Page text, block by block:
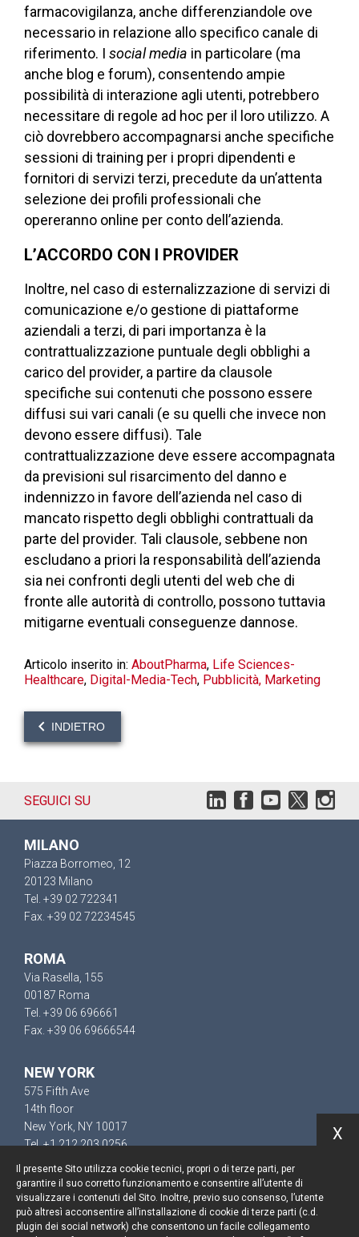
farmacovigilanza, anche differenziandole ove
necessario in relazione allo specifico canale di
riferimento. I social media in particolare (ma
anche blog e forum), consentendo ampie
possibilità di interazione agli utenti, potrebbero
necessitare di regole ad hoc per il loro utilizzo. A
ciò dovrebbero accompagnarsi anche specifiche
sessioni di training per i propri dipendenti e
fornitori di servizi terzi, precedute da un’attenta
selezione dei profili professionali che
opereranno online per conto dell’azienda.
L’ACCORDO CON I PROVIDER
Inoltre, nel caso di esternalizzazione di servizi di
comunicazione e/o gestione di piattaforme
aziendali a terzi, di pari importanza è la
contrattualizzazione puntuale degli obblighi a
carico del provider, a partire da clausole
specifiche sui contenuti che possono essere
diffusi sui vari canali (e su quelli che invece non
devono essere diffusi). Tale
contrattualizzazione deve essere accompagnata
da previsioni sul risarcimento del danno e
indennizzo in favore dell’azienda nel caso di
mancato rispetto degli obblighi contrattuali da
parte del provider. Tali clausole, sebbene non
escludano a priori la responsabilità dell’azienda
sia nei confronti degli utenti del web che di
fronte alle autorità di controllo, possono tuttavia
mitigarne eventuali conseguenze dannose.
Articolo inserito in: AboutPharma, Life Sciences-
Healthcare, Digital-Media-Tech, Pubblicità, Marketing
INDIETRO
SEGUICI SU
MILANO
Piazza Borromeo, 12
20123 Milano
Tel. +39 02 722341
Fax. +39 02 72234545
ROMA
Via Rasella, 155
00187 Roma
Tel. +39 06 696661
Fax. +39 06 69666544
NEW YORK
575 Fifth Ave
14th floor
New York, NY 10017
Tel. +1 212 203 0256
Resta aggiornato
Il presente Sito utilizza cookie tecnici, propri o di terze parti, per
garantire il suo corretto funzionamento e consentire all’utente di
visualizzare i contenuti del Sito. Inoltre, previo suo consenso, l’utente
può altresì acconsentire all’installazione di cookie di terze parti (c.d.
plugin dei social network) che consentono un facile collegamento
X